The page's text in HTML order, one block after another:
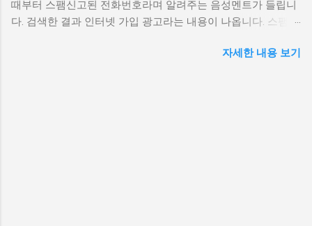
번호를 직접 등록할 수 있습니다. 다만 여론조사 기관의 공식 발
신이 확인되면 자동 차단 목록에서 제외될 수 있습니다. 주의할
점 일부 자동 발신 전화는 여론조사 형식을 빌려 개인정보를 수
때부터 스팸신고된 전화번호라며 알려주는 음성멘트가 들립니
다. 검색한 결과 인터넷 가입 광고라는 내용이 나옵니다. 스팸신
에스케이텔레콤, 케이티, 엘지유플러스 등 신규 가입 또는 변경
자세한 내용 보기